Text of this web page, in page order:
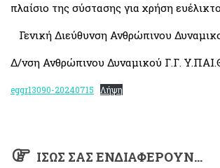
πλαίσιο της σύστασης για χρήση
Γενική Διεύθυνση Ανθρώπινου
Δ/νση Ανθρώπινου Δυναμικού Γ.Γ.
eggr13090-20240715 Λήψη
ΊΣΩΣ ΣΑΣ ΕΝΔΙΑΦΈΡΟΥΝ…